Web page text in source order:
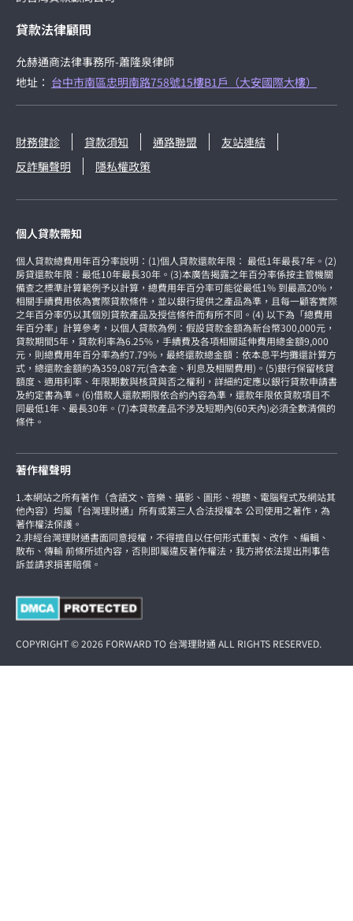
貸款法律顧問
允赫通商法律事務所-蕭隆泉律師
地址： 台中市南區忠明南路758號15樓B1戶（大安國際大樓）
財務健診 貸款須知 通路聯盟
友站連結
反詐騙聲明
隱私權政策
個人貸款需知
個人貸款總費用年百分率說明：(1)個人貸款還款年限： 最低1年最長7年。(2)
房貸還款年限：最低10年最長30年。(3)本廣告揭露之年百分率係按主管機關
備查之標準計算範例予以計算，總費用年百分率可能從最低1% 到最高20%，
相關手續費用依為實際貸款條件，並以銀行提供之產品為準，且每一顧客實際
之年百分率仍以其個別貸款產品及授信條件而有所不同。(4) 以下為「總費用
年百分率」計算參考，以個人貸款為例：假設貸款金額為新台幣300,000元，
貸款期間5年，貸款利率為6.25%，手續費及各項相關延伸費用總金額9,000
元，則總費用年百分率為約7.79%，最終還款總金額：依本息平均攤還計算方
式，總還款金額約為359,087元(含本金、利息及相關費用)。(5)銀行保留核貸
額度、適用利率、年限期數與核貸與否之權利，詳細約定應以銀行貸款申請書
及約定書為準。(6)借款人還款期限依合約內容為準，還款年限依貸款項目不
同最低1年、最長30年。(7)本貸款產品不涉及短期內(60天內)必須全數清償的
條件。
著作權聲明
1.本網站之所有著作（含語文、音樂、攝影、圖形、視聽、電腦程式及網站其
他內容）均屬「台灣理財通」所有或第三人合法授權本 公司使用之著作，為
著作權法保護。
2.非經台灣理財通書面同意授權，不得擅自以任何形式重製、改作 、編輯、
散布、傳輸 前條所述內容，否則即屬違反著作權法，我方將依法提出刑事告
訴並請求損害賠償。
COPYRIGHT © 2026 FORWARD TO 台灣理財通 ALL RIGHTS RESERVED.